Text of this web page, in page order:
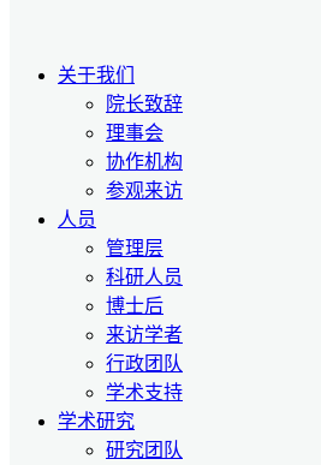
关于我们
院长致辞
理事会
协作机构
参观来访
人员
管理层
科研人员
博士后
来访学者
行政团队
学术支持
学术研究
研究团队